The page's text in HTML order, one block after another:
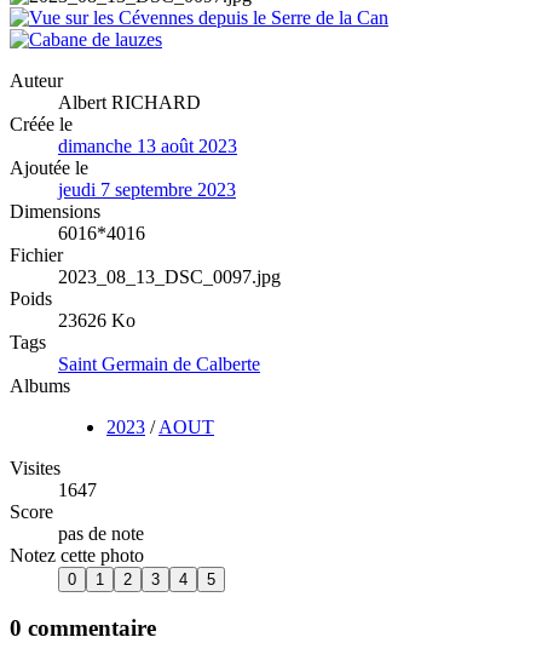
Auteur
Albert RICHARD
Créée le
dimanche 13 août 2023
Ajoutée le
jeudi 7 septembre 2023
Dimensions
6016*4016
Fichier
2023_08_13_DSC_0097.jpg
Poids
23626 Ko
Tags
Saint Germain de Calberte
Albums
2023 /AOUT
Visites
1647
Score
pas de note
Notez cette photo
0 commentaire